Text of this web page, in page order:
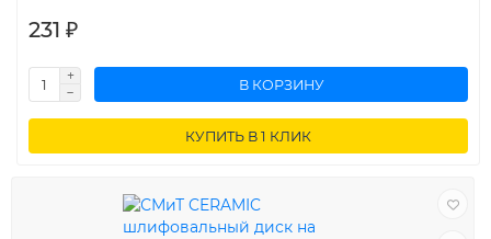
231 ₽
В КОРЗИНУ
КУПИТЬ В 1 КЛИК